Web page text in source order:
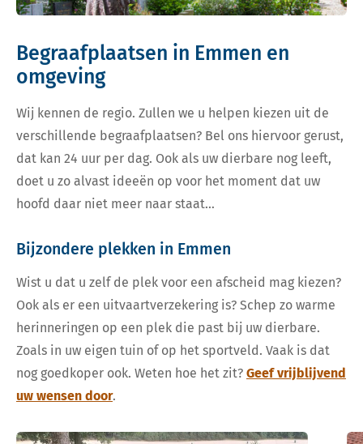
Begraafplaatsen in Emmen en
omgeving
Wij kennen de regio. Zullen we u helpen kiezen uit de
verschillende begraafplaatsen? Bel ons hiervoor gerust,
dat kan 24 uur per dag. Ook als uw dierbare nog leeft,
doet u zo alvast ideeën op voor het moment dat uw
hoofd daar niet meer naar staat…
Bijzondere plekken in Emmen
Wist u dat u zelf de plek voor een afscheid mag kiezen?
Ook als er een uitvaartverzekering is? Schep zo warme
herinneringen op een plek die past bij uw dierbare.
Zoals in uw eigen tuin of op het sportveld. Vaak is dat
nog goedkoper ook. Weten hoe het zit? Geef vrijblijvend
uw wensen door.